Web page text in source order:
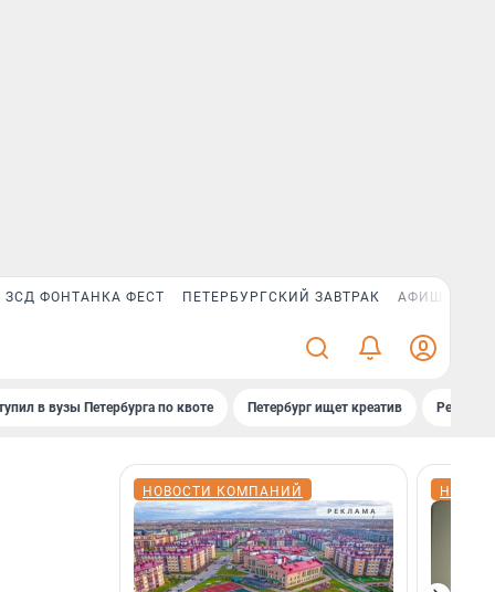
ЗСД ФОНТАНКА ФЕСТ ПЕТЕРБУРГСКИЙ ЗАВТРАК АФИША PLUS
в вузы Петербурга по квоте Петербург ищет креатив
НОВОСТИ КОМПАНИЙ